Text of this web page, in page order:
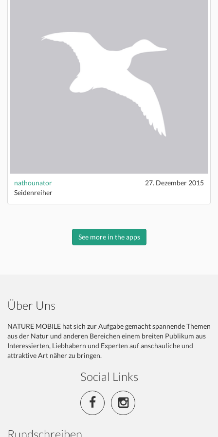
nathounator
27. Dezember 2015
Seidenreiher
See more in the apps
Über Uns
NATURE MOBILE hat sich zur Aufgabe gemacht spannende Themen
aus der Natur und anderen Bereichen einem breiten Publikum aus
Interessierten, Liebhabern und Experten auf anschauliche und
attraktive Art näher zu bringen.
Social Links
Rundschreiben